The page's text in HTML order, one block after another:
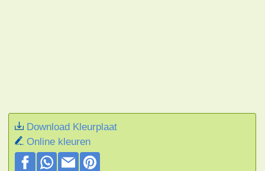
Download Kleurplaat
Online kleuren